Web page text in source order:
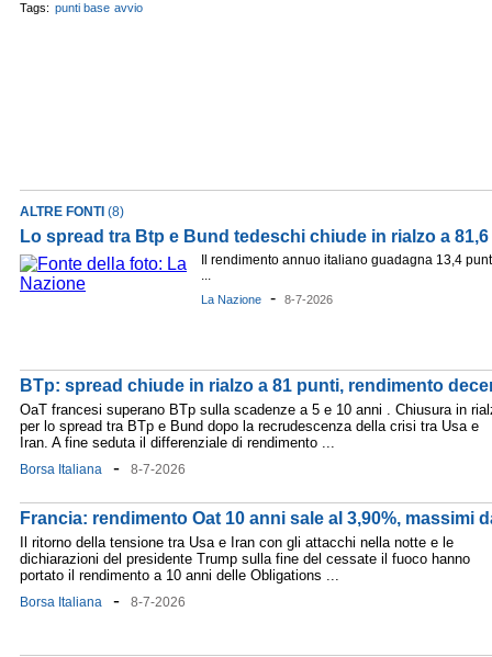
Tags: punti base avvio
ALTRE FONTI (8)
Lo spread tra Btp e Bund tedeschi chiude in rialzo a
Il rendimento annuo italiano guadagna 13,4
...
La Nazione - 8-7-2026
BTp: spread chiude in rialzo a 81 punti, rendimento
OaT francesi superano BTp sulla scadenze a 5 e 10 anni . Chiusura in
per lo spread tra BTp e Bund dopo la recrudescenza della crisi tra Usa e
Iran. A fine seduta il differenziale di rendimento ...
Borsa Italiana - 8-7-2026
Francia: rendimento Oat 10 anni sale al 3,90%, massimi
Il ritorno della tensione tra Usa e Iran con gli attacchi nella notte e le
dichiarazioni del presidente Trump sulla fine del cessate il fuoco hanno
portato il rendimento a 10 anni delle Obligations ...
Borsa Italiana - 8-7-2026